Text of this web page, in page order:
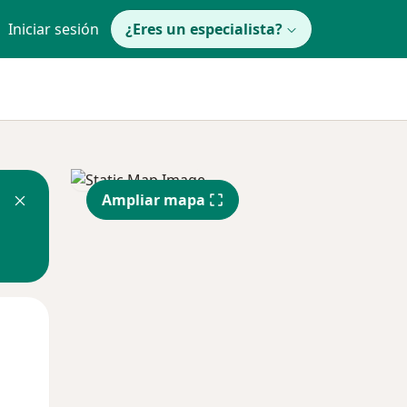
Iniciar sesión ¿Eres un especialista?
Ampliar mapa